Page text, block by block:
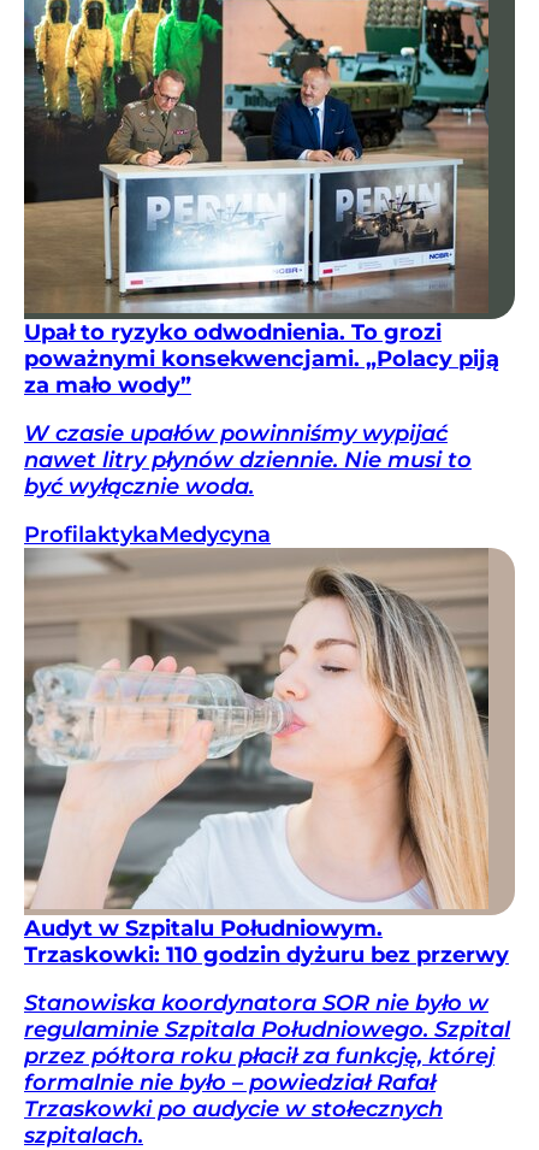
Upał to ryzyko odwodnienia. To grozi
poważnymi konsekwencjami. „Polacy piją
za mało wody”
W czasie upałów powinniśmy wypijać
nawet litry płynów dziennie. Nie musi to
być wyłącznie woda.
ProfilaktykaMedycyna
Audyt w Szpitalu Południowym.
Trzaskowki: 110 godzin dyżuru bez przerwy
Stanowiska koordynatora SOR nie było w
regulaminie Szpitala Południowego. Szpital
przez półtora roku płacił za funkcję, której
formalnie nie było – powiedział Rafał
Trzaskowki po audycie w stołecznych
szpitalach.